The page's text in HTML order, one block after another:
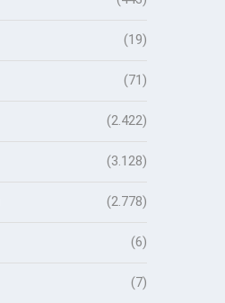
(19)
(71)
(2.422)
(3.128)
(2.778)
(6)
(7)